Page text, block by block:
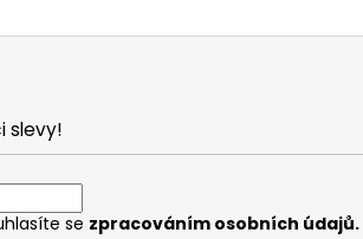
slevy!
se zpracováním osobních údajů.